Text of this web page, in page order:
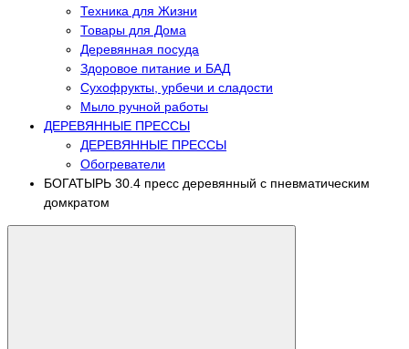
Техника для Жизни
Товары для Дома
Деревянная посуда
Здоровое питание и БАД
Сухофрукты, урбечи и сладости
Мыло ручной работы
ДЕРЕВЯННЫЕ ПРЕССЫ
ДЕРЕВЯННЫЕ ПРЕССЫ
Обогреватели
БОГАТЫРЬ 30.4 пресс деревянный с пневматическим
домкратом